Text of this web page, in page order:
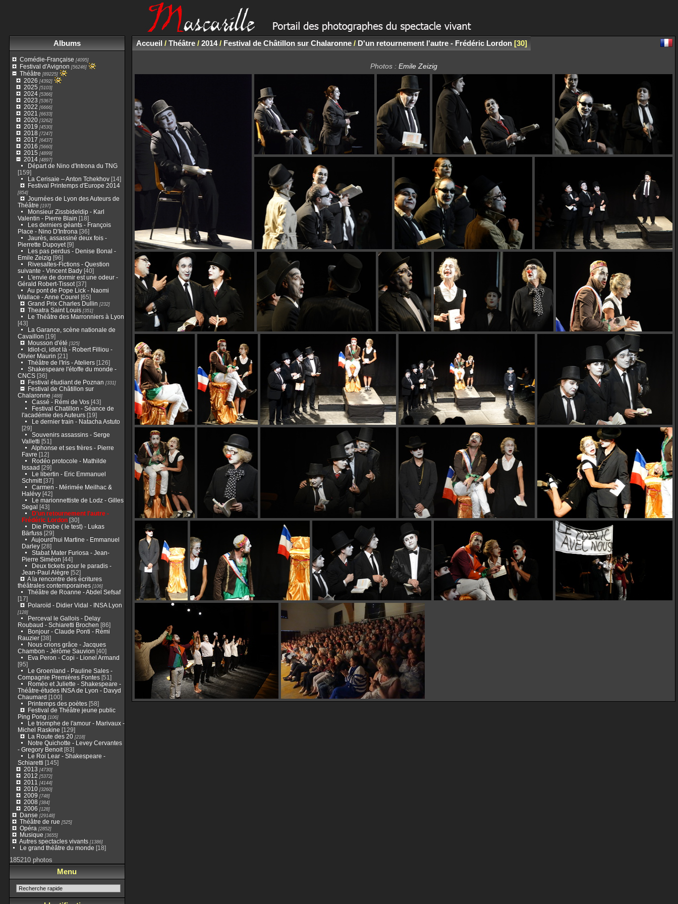
Albums
Comédie-Française [4095]
Festival d'Avignon [56246]
Théâtre [89225]
2026 [4392]
2025 [5103]
2024[5366]
2023 [5367]
2022 [6666]
2021 [6633]
2020[3262]
2019 [4530]
2018 [7247]
2017 [6437]
2016 [5660]
2015 [4899]
2014[4897]
Départ de Nino d'Introna du TNG
[159]
La Cerisaie – Anton Tchekhov[14]
Festival Printemps d'Europe 2014
[854]
Journées de Lyon des Auteurs de
Théâtre [197]
Monsieur Zissbideldip - Karl
Valentin - Pierre Blain [18]
Les derniers géants - François
Place - Nino D'Introna [36]
Jaurès, assassiné deux fois -
Pierrette Dupoyet[9]
Les pas perdus - Denise Bonal -
Emile Zeizig [96]
Rivesaltes-Fictions - Question
suivante - Vincent Bady[40]
L'envie de dormir est une odeur -
Gérald Robert-Tissot[37]
Au pont de Pope Lick - Naomi
Wallace - Anne Courel [65]
Grand Prix Charles Dullin [232]
Theatra Saint Louis[351]
Le Théâtre des Marronniers à Lyon
[43]
La Garance, scène nationale de
Cavaillon [19]
Mousson d'été [325]
Idiot-ci, idiot là - Robert Filliou -
Olivier Maurin [21]
Théâtre de l'Iris - Ateliers[126]
Shakespeare l'étoffe du monde -
CNCS[36]
Festival étudiant de Poznan [331]
Festival de Châtillon sur
Chalaronne [488]
Cassé - Rémi de Vos[43]
Festival Chatillon - Séance de
l'académie des Auteurs[19]
Le dernier train - Natacha Astuto
[29]
Souvenirs assassins - Serge
Valletti [51]
Alphonse et ses frères - Pierre
Favre [12]
Rodéo protocole - Mathilde
Issaad [29]
Le libertin - Eric Emmanuel
Schmitt[37]
Carmen - Mérimée Meilhac &
Halévy[42]
Le marionnettiste de Lodz - Gilles
Segal [43]
D'un retournement l'autre -
Frédéric Lordon[30]
Die Probe ( le test) - Lukas
Bärfuss[29]
Aujourd'hui Martine - Emmanuel
Darley[28]
Stabat Mater Furiosa - Jean-
Pierre Siméon [44]
Deux tickets pour le paradis -
Jean-Paul Alègre [52]
A la rencontre des écritures
théâtrales contemporaines[106]
Théâtre de Roanne - Abdel Sefsaf
[17]
Polaroïd - Didier Vidal - INSA Lyon
[128]
Perceval le Gallois - Delay
Roubaud - Schiaretti Brochen [86]
Bonjour - Claude Ponti - Rémi
Rauzier[38]
Nous crions grâce - Jacques
Chambon - Jérôme Sauvion [40]
Eva Peron - Copi - Lionel Armand
[95]
Le Groenland - Pauline Sales -
Compagnie Premières Fontes[51]
Roméo et Juliette - Shakespeare -
Théâtre-études INSA de Lyon - Davyd
Chaumard [100]
Printemps des poètes[58]
Festival de Théâtre jeune public
Ping Pong [106]
Le triomphe de l'amour - Marivaux -
Michel Raskine [129]
La Route des 20[218]
Notre Quichotte - Levey Cervantes
- Gregory Benoit[83]
Le Roi Lear - Shakespeare -
Schiaretti [145]
2013 [4730]
2012 [5372]
2011 [4144]
2010[3260]
2009 [748]
2008 [384]
2006 [128]
Danse [29148]
Théâtre de rue [525]
Opéra [2852]
Musique [3655]
Autres spectacles vivants[1386]
Le grand théâtre du monde [18]
185210 photos
Menu
Accueil/ Théâtre/ 2014/ Festival de Châtillon sur Chalaronne/ D'un retournement l'autre - Frédéric Lordon 30
Photos : Emile Zeizig